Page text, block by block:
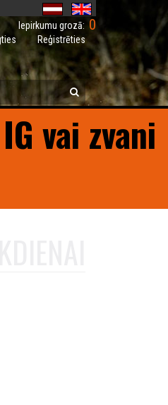
Iepirkumu grozā: 0
Reģistrēties
vai zvani